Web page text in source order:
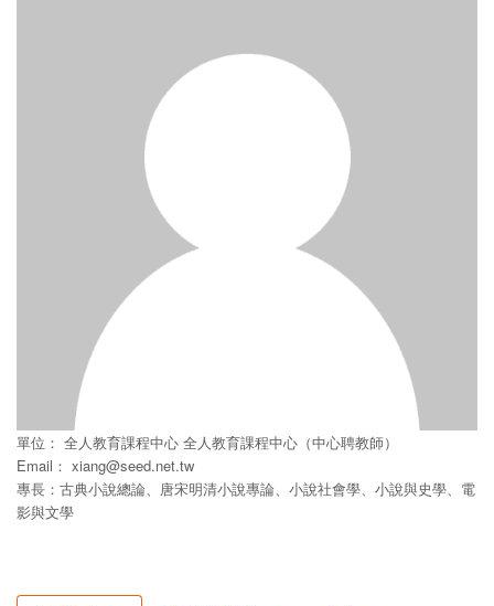
單位： 全人教育課程中心 全人教育課程中心（中心聘教師）
Email： xiang@seed.net.tw
專長：古典小說總論、唐宋明清小說專論、小說社會學、小說與史學、電
影與文學